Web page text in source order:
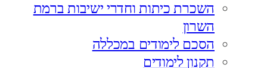
השכרת כיתות וחדרי ישיבות ברמת
השרון
הסכם לימודים במכללה
תקנון לימודים